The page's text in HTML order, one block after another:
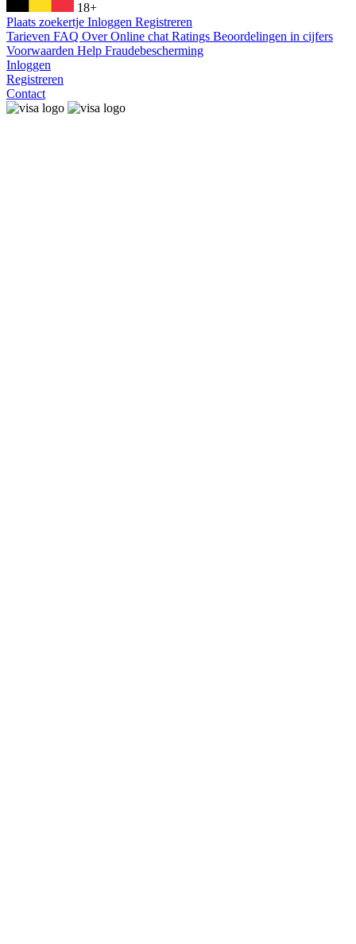
18+
Plaats zoekertje Inloggen Registreren
Tarieven FAQ OverOnline chat Ratings Beoordelingen in cijfers
Voorwaarden Help Fraudebescherming
Inloggen
Registreren
Contact